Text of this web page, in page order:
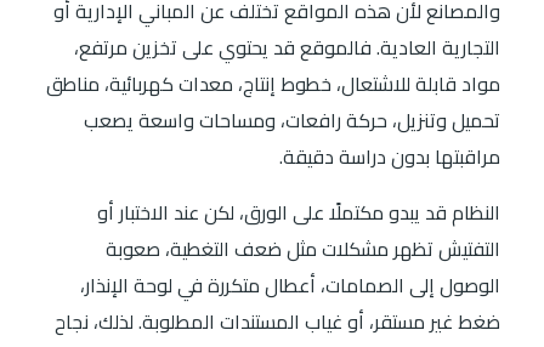
والمصانع لأن هذه المواقع تختلف عن المباني الإدارية أو
التجارية العادية. فالموقع قد يحتوي على تخزين مرتفع،
مواد قابلة للاشتعال، خطوط إنتاج، معدات كهربائية، مناطق
تحميل وتنزيل، حركة رافعات، ومساحات واسعة يصعب
مراقبتها بدون دراسة دقيقة.
النظام قد يبدو مكتملًا على الورق، لكن عند الاختبار أو
التفتيش تظهر مشكلات مثل ضعف التغطية، صعوبة
الوصول إلى الصمامات، أعطال متكررة في لوحة الإنذار،
ضغط غير مستقر، أو غياب المستندات المطلوبة. لذلك، نجاح